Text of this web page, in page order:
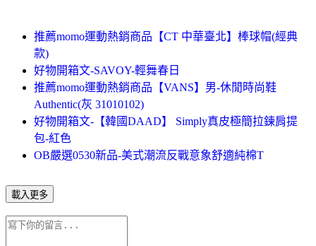
推薦momo運動熱銷商品【CT 中華臺北】棒球帽(經典
款)
好物開箱文-SAVOY-輕舞春日
推薦momo運動熱銷商品【VANS】男-休閒時尚鞋
Authentic(灰 31010102)
好物開箱文-【韓國DAAD】 Simply真皮極簡拉鍊肩提
包-紅色
OB嚴選0530新品-美式潮流反戰意象舒適純棉T
載入更多